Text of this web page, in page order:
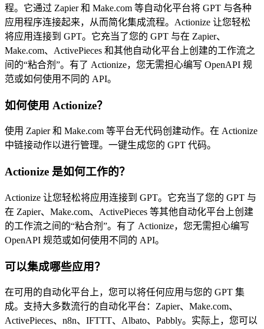
程。它通过 Zapier 和 Make.com 等自动化平台将 GPT 与各种
应用程序连接起来，从而简化集成流程。Actionize 让您轻松
将应用连接到 GPT。它充当了您的 GPT 与在 Zapier、
Make.com、ActivePieces 和其他自动化平台上创建的工作流之
间的“粘合剂”。有了 Actionize，您无需担心编写 OpenAPI 规
范或如何使用不同的 API。
如何使用 Actionize？
使用 Zapier 和 Make.com 等平台无代码创建动作。在 Actionize
中链接动作以进行管理。一键生成您的 GPT 代码。
Actionize 是如何工作的？
Actionize 让您轻松将应用连接到 GPT。它充当了您的 GPT 与
在 Zapier、Make.com、ActivePieces 等其他自动化平台上创建
的工作流之间的“粘合剂”。有了 Actionize，您无需担心编写
OpenAPI 规范或如何使用不同的 API。
可以集成哪些应用？
在可用的自动化平台上，您可以将任何应用与您的 GPT 集
成。支持大多数流行的自动化平台：Zapier、Make.com、
ActivePieces、n8n、IFTTT、Albato、Pabbly。实际上，您可以